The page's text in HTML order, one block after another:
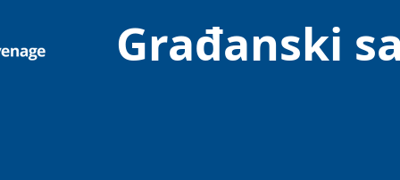
Građanski